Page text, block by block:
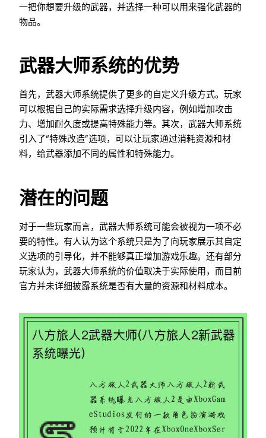
一把你想要升级的武器，并选择一种可以用来强化武器的
物品。
武器大师系统的优势
首先，武器大师系统提供了更多的自定义升级方式。玩家
可以根据自己的实际需求选择升级内容，例如增加攻击
力、增加耐久度或提高特殊能力等。其次，武器大师系统
引入了“特殊改造”选项，可以让玩家通过消耗资源和材
料，给武器添加不同的属性和特殊能力。
潜在的问题
对于一些玩家而言，武器大师系统可能会被视为一项不必
要的特性。有人认为这个系统只是为了向玩家展示其自定
义选项的引导化，并不能够真正增加游戏乐趣。还有部分
玩家认为，武器大师系统的价值取决于实际使用，而目前
官方并未详细披露系统是否有大量的资源和材料成本。